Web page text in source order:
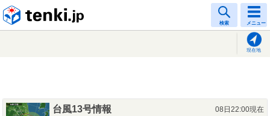
検索 メニュー
現在地
台風13号情報
08日22:00現在